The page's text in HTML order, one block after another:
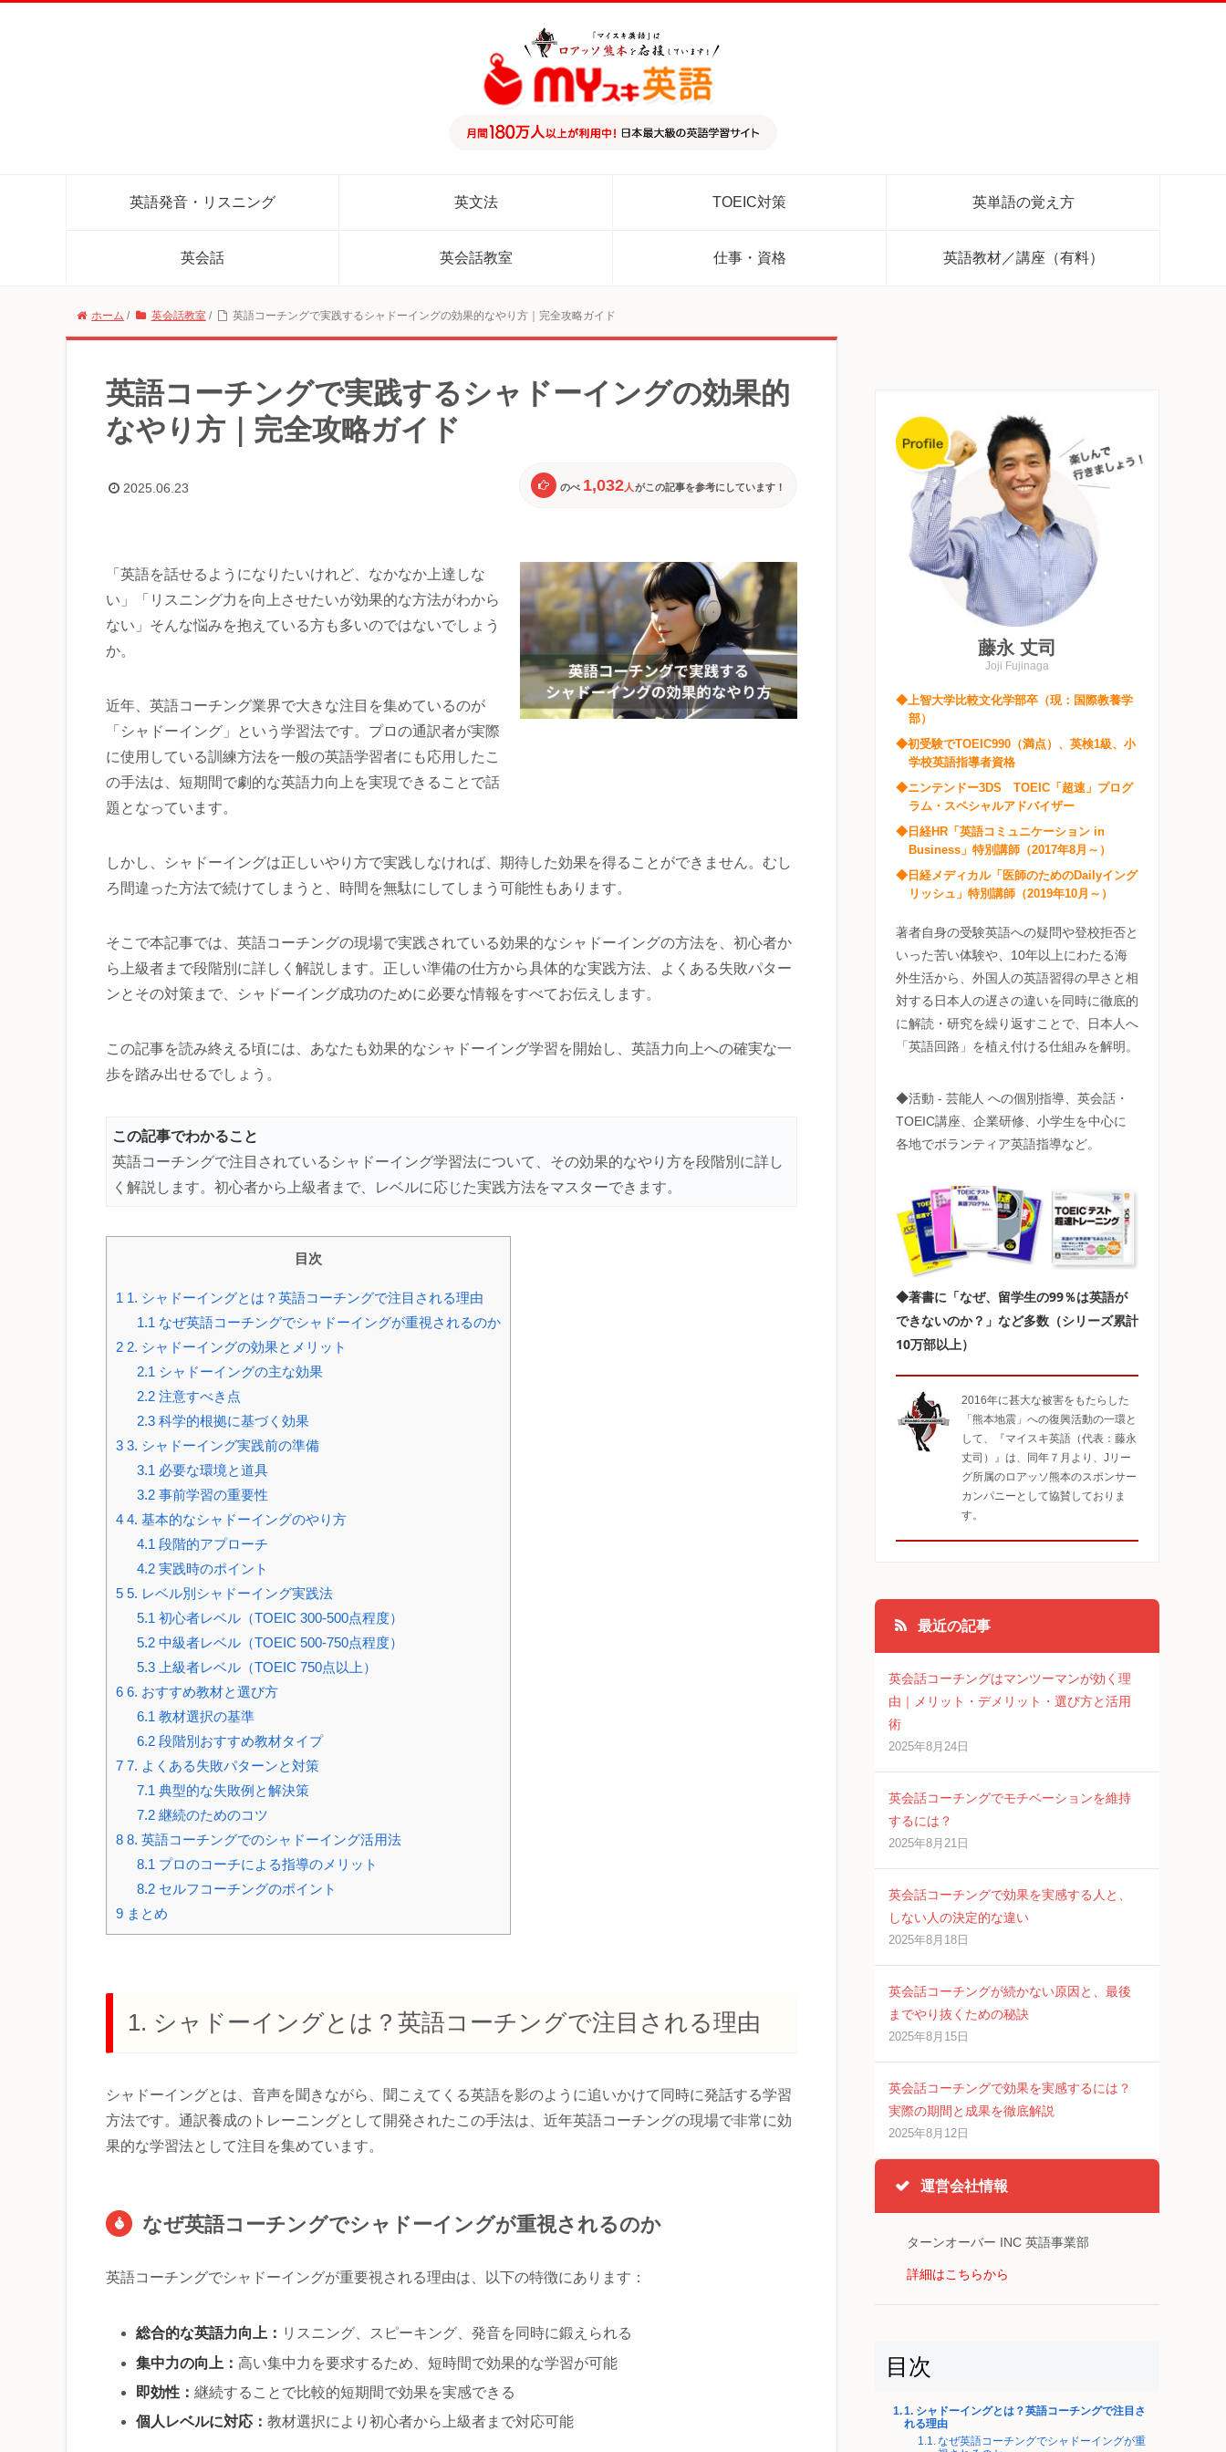
英語発音・リスニング 英文法 TOEIC対策 英単語の覚え方
英会話 英会話教室 仕事・資格 英語教材／講座（有料）
ホーム / 英会話教室 / 英語コーチングで実践するシャドーイングの効果的なやり方｜完全攻略ガイド
英語コーチングで実践するシャドーイングの効果的
なやり方｜完全攻略ガイド
2025.06.23 のべ 1,032人 がこの記事を参考にしています！
「英語を話せるようになりたいけれど、なかなか上達しな
い」「リスニング力を向上させたいが効果的な方法がわから
ない」そんな悩みを抱えている方も多いのではないでしょう
か。
近年、英語コーチング業界で大きな注目を集めているのが
「シャドーイング」という学習法です。プロの通訳者が実際
に使用している訓練方法を一般の英語学習者にも応用したこ
の手法は、短期間で劇的な英語力向上を実現できることで話
題となっています。
しかし、シャドーイングは正しいやり方で実践しなければ、期待した効果を得ることができません。むし
ろ間違った方法で続けてしまうと、時間を無駄にしてしまう可能性もあります。
そこで本記事では、英語コーチングの現場で実践されている効果的なシャドーイングの方法を、初心者か
ら上級者まで段階別に詳しく解説します。正しい準備の仕方から具体的な実践方法、よくある失敗パター
ンとその対策まで、シャドーイング成功のために必要な情報をすべてお伝えします。
この記事を読み終える頃には、あなたも効果的なシャドーイング学習を開始し、英語力向上への確実な一
歩を踏み出せるでしょう。
この記事でわかること
英語コーチングで注目されているシャドーイング学習法について、その効果的なやり方を段階別に詳し
く解説します。初心者から上級者まで、レベルに応じた実践方法をマスターできます。
目次
1 1. シャドーイングとは？英語コーチングで注目される理由
1.1 なぜ英語コーチングでシャドーイングが重視されるのか
2 2. シャドーイングの効果とメリット
2.1 シャドーイングの主な効果
2.2注意すべき点
2.3科学的根拠に基づく効果
3 3. シャドーイング実践前の準備
3.1 必要な環境と道具
3.2事前学習の重要性
4 4. 基本的なシャドーイングのやり方
4.1 段階的アプローチ
4.2実践時のポイント
5 5. レベル別シャドーイング実践法
5.1 初心者レベル（TOEIC 300-500点程度）
5.2中級者レベル（TOEIC 500-750点程度）
5.3上級者レベル（TOEIC 750点以上）
6 6. おすすめ教材と選び方
6.1 教材選択の基準
6.2段階別おすすめ教材タイプ
7 7. よくある失敗パターンと対策
7.1 典型的な失敗例と解決策
7.2継続のためのコツ
8 8. 英語コーチングでのシャドーイング活用法
8.1 プロのコーチによる指導のメリット
8.2セルフコーチングのポイント
9 まとめ
1. シャドーイングとは？英語コーチングで注目される理由
シャドーイングとは、音声を聞きながら、聞こえてくる英語を影のように追いかけて同時に発話する学習
方法です。通訳養成のトレーニングとして開発されたこの手法は、近年英語コーチングの現場で非常に効
果的な学習法として注目を集めています。
なぜ英語コーチングでシャドーイングが重視されるのか
英語コーチングでシャドーイングが重要視される理由は、以下の特徴にあります：
総合的な英語力向上： リスニング、スピーキング、発音を同時に鍛えられる
集中力の向上：高い集中力を要求するため、短時間で効果的な学習が可能
即効性：継続することで比較的短期間で効果を実感できる
個人レベルに対応：教材選択により初心者から上級者まで対応可能
藤永 丈司
Joji Fujinaga
◆上智大学比較文化学部卒（現：国際教養学
部）
◆初受験でTOEIC990（満点）、英検1級、小
学校英語指導者資格
◆ニンテンドー3DS TOEIC「超速」プログ
ラム・スペシャルアドバイザー
◆日経HR「英語コミュニケーション in
Business」特別講師（2017年8月～）
◆日経メディカル「医師のためのDailyイング
リッシュ」特別講師（2019年10月～）
著者自身の受験英語への疑問や登校拒否と
いった苦い体験や、10年以上にわたる海
外生活から、外国人の英語習得の早さと相
対する日本人の遅さの違いを同時に徹底的
に解読・研究を繰り返すことで、日本人へ
「英語回路」を植え付ける仕組みを解明。
◆活動 - 芸能人 への個別指導、英会話・
TOEIC講座、企業研修、小学生を中心に
各地でボランティア英語指導など。
◆著書に「なぜ、留学生の99％は英語が
できないのか？」など多数（シリーズ累計
10万部以上）
2016年に甚大な被害をもたらした
「熊本地震」への復興活動の一環と
して、『マイスキ英語（代表：藤永
丈司）』は、同年７月より、Jリー
グ所属のロアッソ熊本のスポンサー
カンパニーとして協賛しておりま
す。
最近の記事
英会話コーチングはマンツーマンが効く理
由｜メリット・デメリット・選び方と活用
術
2025年8月24日
英会話コーチングでモチベーションを維持
するには？
2025年8月21日
英会話コーチングで効果を実感する人と、
しない人の決定的な違い
2025年8月18日
英会話コーチングが続かない原因と、最後
までやり抜くための秘訣
2025年8月15日
英会話コーチングで効果を実感するには？
実際の期間と成果を徹底解説
2025年8月12日
運営会社情報
ターンオーバー INC 英語事業部
詳細はこちらから
目次
1. シャドーイングとは？英語コーチングで注目さ
れる理由
なぜ英語コーチングでシャドーイングが重